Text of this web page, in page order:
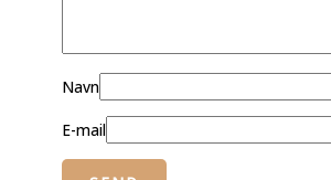
Navn
E-mail